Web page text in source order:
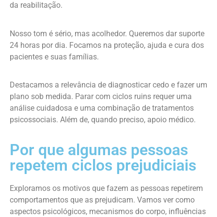
da reabilitação.
Nosso tom é sério, mas acolhedor. Queremos dar suporte
24 horas por dia. Focamos na proteção, ajuda e cura dos
pacientes e suas famílias.
Destacamos a relevância de diagnosticar cedo e fazer um
plano sob medida. Parar com ciclos ruins requer uma
análise cuidadosa e uma combinação de tratamentos
psicossociais. Além de, quando preciso, apoio médico.
Por que algumas pessoas
repetem ciclos prejudiciais
Exploramos os motivos que fazem as pessoas repetirem
comportamentos que as prejudicam. Vamos ver como
aspectos psicológicos, mecanismos do corpo, influências